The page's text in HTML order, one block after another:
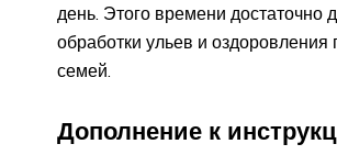
день. Этого времени достаточно
обработки ульев и оздоровления
семей.
Дополнение к